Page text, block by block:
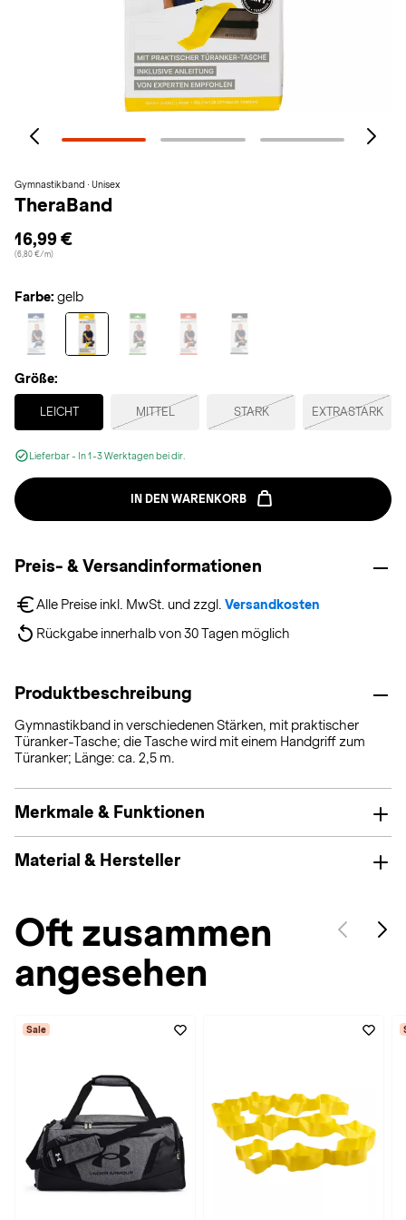
Gymnastikband · Unisex
TheraBand
16,99 €
(6,80 €/m)
Farbe: gelb
Größe:
LEICHT
Selected
MITTEL STARK EXTRASTARK
Lieferbar - In 1-3 Werktagen bei dir.
IN DEN WARENKORB
Preis- & Versandinformationen
Alle Preise inkl. MwSt. und zzgl. Versandkosten
Rückgabe innerhalb von 30 Tagen möglich
Produktbeschreibung
Gymnastikband in verschiedenen Stärken, mit praktischer
Türanker-Tasche; die Tasche wird mit einem Handgriff zum
Türanker; Länge: ca. 2,5 m.
Merkmale & Funktionen
Material & Hersteller
Oft zusammen
angesehen
Sale